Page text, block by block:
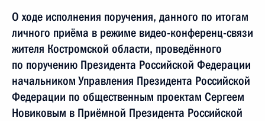
О ходе исполнения поручения, данного по итогам
личного приёма в режиме видео-конференц-связи
жителя Костромской области, проведённого
по поручению Президента Российской Федерации
начальником Управления Президента Российской
Федерации по общественным проектам Сергеем
Новиковым в Приёмной Президента Российской